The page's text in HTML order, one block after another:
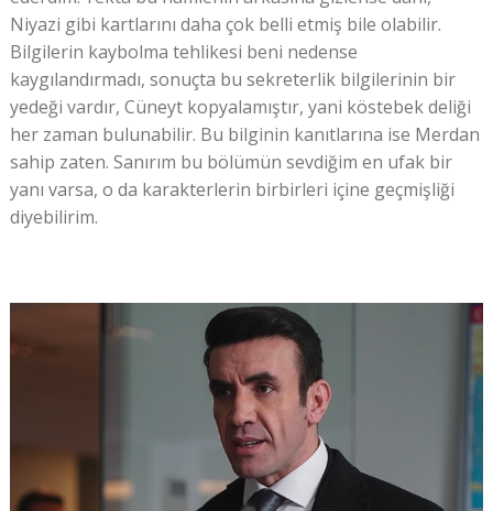
Niyazi gibi kartlarını daha çok belli etmiş bile olabilir.
Bilgilerin kaybolma tehlikesi beni nedense
kaygılandırmadı, sonuçta bu sekreterlik bilgilerinin bir
yedeği vardır, Cüneyt kopyalamıştır, yani köstebek deliği
her zaman bulunabilir. Bu bilginin kanıtlarına ise Merdan
sahip zaten. Sanırım bu bölümün sevdiğim en ufak bir
yanı varsa, o da karakterlerin birbirleri içine geçmişliği
diyebilirim.